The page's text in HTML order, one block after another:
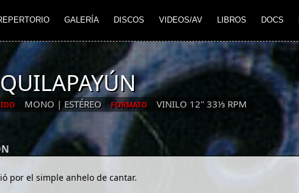
GALERÍA DISCOS VIDEOS/AV LIBROS DOCS
QUILAPAYÚN
MONO | ESTÉREO FORMATO VINILO 12" 33⅓ RPM
por el simple anhelo de cantar.